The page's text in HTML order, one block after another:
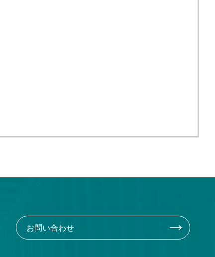
お問い合わせ